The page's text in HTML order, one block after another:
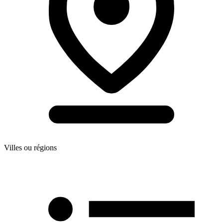
Villes ou régions